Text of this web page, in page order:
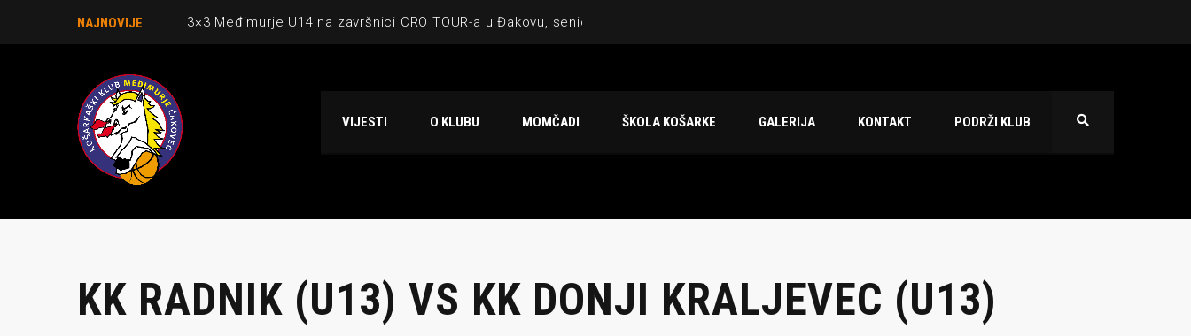
NAJNOVIJE 3×3 Međimurje U14 na završnici CRO TOUR-a u Đakovu, seniorska ekipa 3×3 osvojila Krbulju
Međimurje u revijalnoj utakmici ugostilo atraktivnu NCAA ekipu OBU Bison
VIJESTI O KLUBU MOMČADI ŠKOLA KOŠARKE GALERIJA KONTAKT PODRŽI KLUB
KK RADNIK (U13) VS KK DONJI KRALJEVEC (U13)